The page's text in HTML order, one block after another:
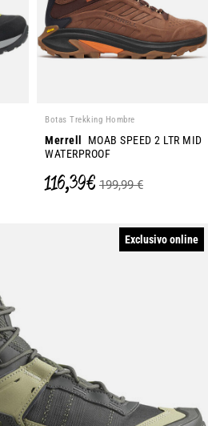
Botas Trekking Hombre
Merrell
MOAB SPEED 2 LTR MID
WATERPROOF
116,39 € 199,99 €
Exclusivo online